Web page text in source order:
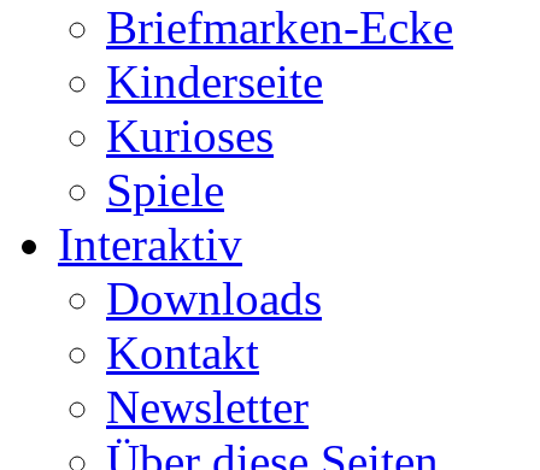
Briefmarken-Ecke
Kinderseite
Kurioses
Spiele
Interaktiv
Downloads
Kontakt
Newsletter